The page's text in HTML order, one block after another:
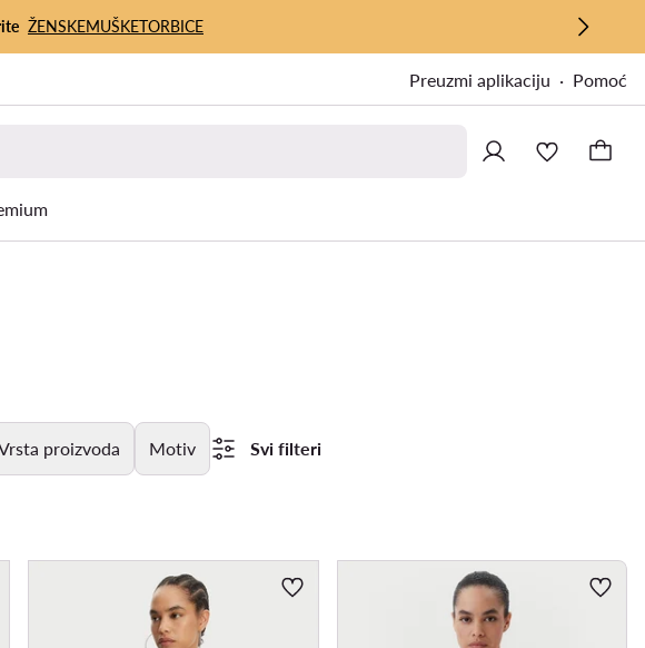
ŽENSKEMUŠKETORBICE
Preuzmi aplikaciju Pomoć
proizvoda Motiv Svi filteri